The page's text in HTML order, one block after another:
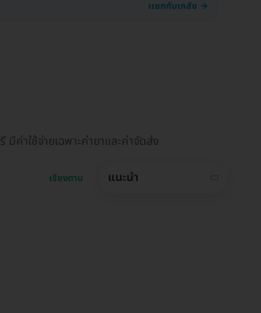
ค่าใช้จ่ายเฉพาะค่ายาและค่าจัดส่ง
เรียงตาม แนะนำ